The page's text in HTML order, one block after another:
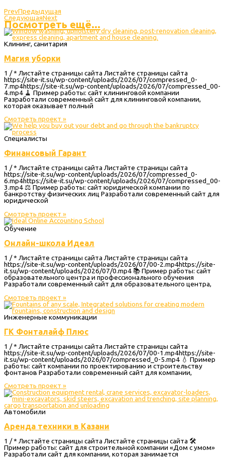
PrevПредыдущая
СледующаяNext
Посмотреть ещё...
Клининг, санитария
Магия уборки
1 / * Листайте страницы сайта Листайте страницы сайта
https://site-it.su/wp-content/uploads/2026/07/compressed_0-
7.mp4https://site-it.su/wp-content/uploads/2026/07/compressed_00-
4.mp4 🧹 Пример работы: сайт клининговой компании
Разработали современный сайт для клининговой компании,
которая оказывает полный
Смотреть проект »
Специалисты
Финансовый Гарант
1 / * Листайте страницы сайта Листайте страницы сайта
https://site-it.su/wp-content/uploads/2026/07/compressed_0-
6.mp4https://site-it.su/wp-content/uploads/2026/07/compressed_00-
3.mp4 ⚖️ Пример работы: сайт юридической компании по
банкротству физических лиц Разработали современный сайт для
юридической
Смотреть проект »
Обучение
Онлайн-школа Идеал
1 / * Листайте страницы сайта Листайте страницы сайта
https://site-it.su/wp-content/uploads/2026/07/00-2.mp4https://site-
it.su/wp-content/uploads/2026/07/0.mp4 📚 Пример работы: сайт
образовательного центра и профессионального обучения
Разработали современный сайт для образовательного центра,
Смотреть проект »
Инженерные коммуникации
ГК Фонталайф Плюс
1 / * Листайте страницы сайта Листайте страницы сайта
https://site-it.su/wp-content/uploads/2026/07/00-1.mp4https://site-
it.su/wp-content/uploads/2026/07/compressed_0-5.mp4 💧 Пример
работы: сайт компании по проектированию и строительству
фонтанов Разработали современный сайт для компании,
Смотреть проект »
Автомобили
Аренда техники в Казани
1 / * Листайте страницы сайта Листайте страницы сайта 🛠
Пример работы: сайт для строительной компании «Дом с умом»
Разработали сайт для компании, которая занимается